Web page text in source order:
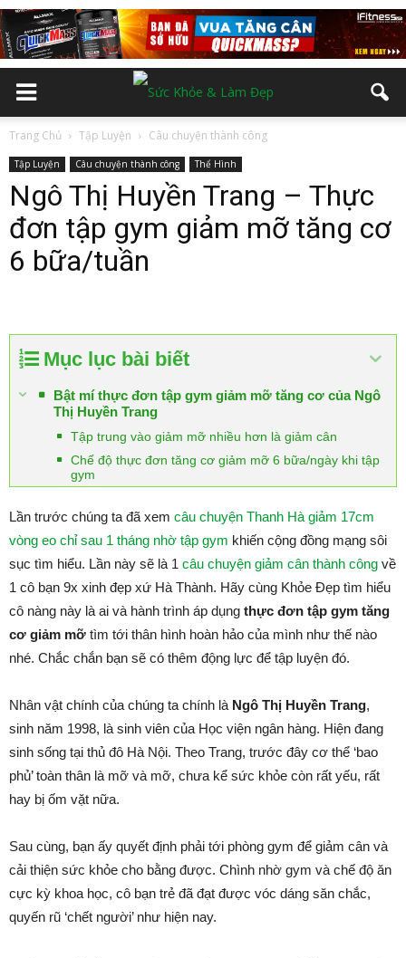
Trang Chủ Tập Luyện Câu chuyện thành công
Tập Luyện Câu chuyện thành công Thể Hình
Ngô Thị Huyền Trang – Thực
đơn tập gym giảm mỡ tăng cơ
6 bữa/tuần
Mục lục bài biết
Bật mí thực đơn tập gym giảm mỡ tăng cơ của Ngô
Thị Huyền Trang
Tập trung vào giảm mỡ nhiều hơn là giảm cân
Chế độ thực đơn tăng cơ giảm mỡ 6 bữa/ngày khi tập
gym
Lần trước chúng ta đã xem câu chuyện Thanh Hà giảm 17cm
vòng eo chỉ sau 1 tháng nhờ tập gym khiến cộng đồng mạng sôi
sục tìm hiểu. Lần này sẽ là 1 câu chuyện giảm cân thành công về
1 cô bạn 9x xinh đẹp xứ Hà Thành. Hãy cùng Khỏe Đẹp tìm hiểu
cô nàng này là ai và hành trình áp dụng thực đơn tập gym tăng
cơ giảm mỡ tìm tới thân hình hoàn hảo của mình như thế nào
nhé. Chắc chắn bạn sẽ có thêm động lực để tập luyện đó.
Nhân vật chính của chúng ta chính là Ngô Thị Huyền Trang,
sinh năm 1998, là sinh viên của Học viện ngân hàng. Hiện đang
sinh sống tại thủ đô Hà Nội. Theo Trang, trước đây cơ thể ‘bao
phủ’ toàn thân là mỡ và mỡ, chưa kể sức khỏe còn rất yếu, rất
hay bị ốm vặt nữa.
Sau cùng, bạn ấy quyết định phải tới phòng gym để giảm cân và
cải thiện sức khỏe cho bằng được. Chình nhờ gym và chế độ ăn
cực kỳ khoa học, cô bạn trẻ đã đạt được vóc dáng săn chắc,
quyến rũ ‘chết người’ như hiện nay.